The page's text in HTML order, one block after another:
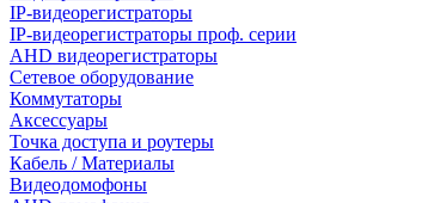
IP-видеорегистраторы
IP-видеорегистраторы проф. серии
AHD видеорегистраторы
Сетевое оборудование
Коммутаторы
Аксессуары
Точка доступа и роутеры
Кабель / Материалы
Видеодомофоны